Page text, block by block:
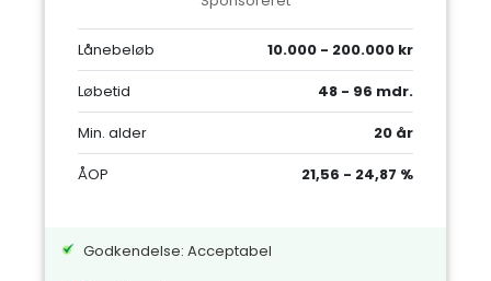
Lånebeløb
10.000 - 200.000 kr
Løbetid
48 - 96 mdr.
Min. alder
20 år
ÅOP
21,56 - 24,87 %
Godkendelse: Acceptabel